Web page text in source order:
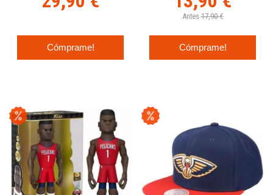
Cómprame!
Antes 17,90 €
Cómprame!